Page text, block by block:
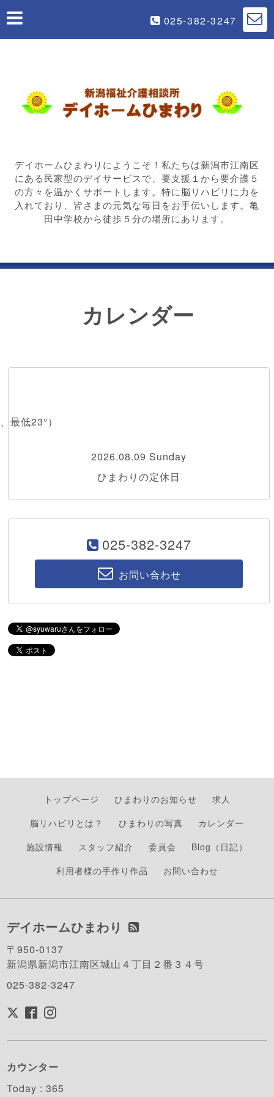
025-382-3247
デイホームひまわりにようこそ！私たちは新潟市江南区
にある民家型のデイサービスで、要支援１から要介護５
の方々を温かくサポートします。特に脳リハビリに力を
入れており、皆さまの元気な毎日をお手伝いします。亀
田中学校から徒歩５分の場所にあります。
カレンダー
低23°）
2026.08.09 Sunday
ひまわりの定休日
025-382-3247
お問い合わせ
トップページ ひまわりのお知らせ
求人
脳リハビリとは？
ひまわりの写真
カレンダー
施設情報
スタッフ紹介 委員会
Blog（日記）
利用者様の手作り作品
お問い合わせ
デイホームひまわり
〒950-0137
新潟県新潟市江南区城山４丁目２番３４号
025-382-3247
カウンター
Today :365